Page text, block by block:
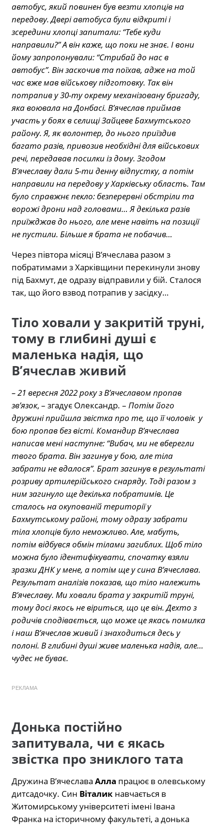
автобус, який повинен був везти хлопців на
передову. Двері автобуса були відкриті і
зсередини хлопці запитали: “Тебе куди
направили?” А він каже, що поки не знає. І вони
йому запропонували: “Стрибай до нас в
автобус”. Він заскочив та поїхав, адже на той
час вже мав військову підготовку. Так він
потрапив у 30-ту окрему механізовану бригаду,
яка воювала на Донбасі. В’ячеслав приймав
участь у боях в селищі Зайцеве Бахмутського
району. Я, як волонтер, до нього приїздив
багато разів, привозив необхідні для військових
речі, передавав посилки із дому. Згодом
В’ячеславу дали 5-ти денну відпустку, а потім
направили на передову у Харківську область. Там
було справжнє пекло: безперервні обстріли та
ворожі дрони над головами… Я декілька разів
приїжджав до нього, але мене навіть на позиції
не пустили. Більше я брата не побачив…
Через півтора місяці В’ячеслава разом з
побратимами з Харківщини перекинули знову
під Бахмут, де одразу відправили у бій. Сталося
так, що його взвод потрапив у засідку…
Тіло ховали у закритій труні,
тому в глибині душі є
маленька надія, що
В’ячеслав живий
– 21 вересня 2022 року з В’ячеславом пропав
зв’язок, – згадує Олександр. – Потім його
дружині прийшла звістка про те, що її чоловік у
бою пропав без вісті. Командир В’ячеслава
написав мені наступне: “Вибач, ми не вберегли
твого брата. Він загинув у бою, але тіла
забрати не вдалося”. Брат загинув в результаті
розриву артилерійського снаряду. Тоді разом з
ним загинуло ще декілька побратимів. Це
сталось на окупованій території у
Бахмутському районі, тому одразу забрати
тіла хлопців було неможливо. Але, мабуть,
потім відбувся обмін тілами загиблих. Щоб тіло
можна було ідентифікувати, спочатку взяли
зразки ДНК у мене, а потім ще у сина В’ячеслава.
Результат аналізів показав, що тіло належить
В’ячеславу. Ми ховали брата у закритій труні,
тому досі якось не віриться, що це він. Дехто з
родичів сподівається, що може це якась помилка
і наш В’ячеслав живий і знаходиться десь у
полоні. В глибині душі живе маленька надія, але…
чудес не буває.
РЕКЛАМА
Донька постійно
запитувала, чи є якась
звістка про зниклого тата
Дружина В’ячеслава Алла працює в олевському
дитсадочку. Син Віталик навчається в
Житомирському університеті імені Івана
Франка на історичному факультеті, а донька